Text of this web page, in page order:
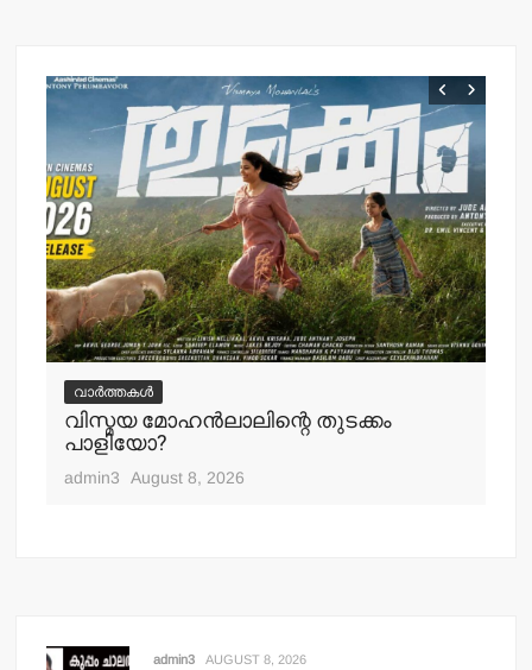
വാർത്തകൾ
വിസ്മയ മോഹന്‍ലാലിന്റെ തുടക്കം
പാളിയോ?
admin3 August 8, 2026
admin3 AUGUST 8, 2026